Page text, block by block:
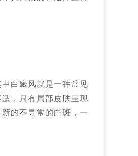
白癜风就是一种常见
，只有局部皮肤呈现
的不寻常的白斑，一